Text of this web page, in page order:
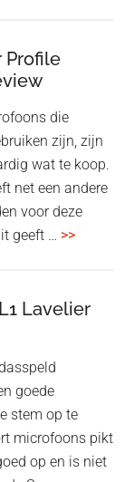
Profile
die
zijn, zijn
wat te koop.
net een andere
voor deze
geeft … >>
review
Lavelier
goede
stem op te
microfoons pikt
op en is niet